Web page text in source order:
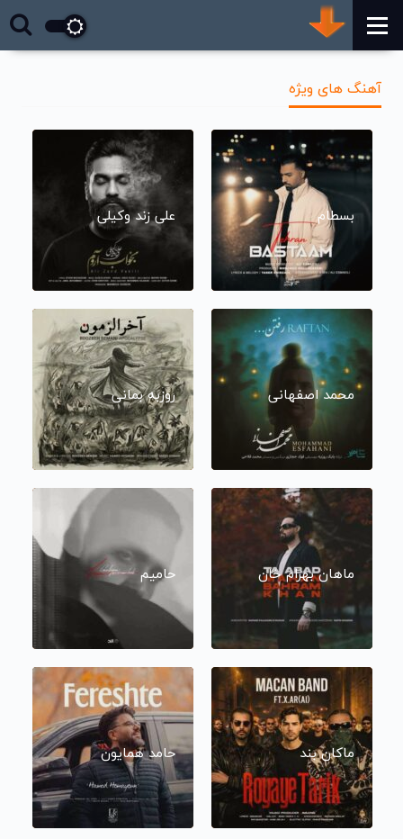
آهنگ های ویژه
بسطام علی زند وکیلی
محمد اصفهانی روزبه بمانی
ماهان بهرام خان حامیم
ماکان بند حامد همایون